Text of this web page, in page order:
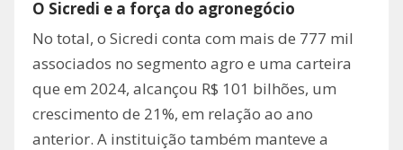
O Sicredi e a força do agronegócio
No total, o Sicredi conta com mais de 777 mil
associados no segmento agro e uma carteira
que em 2024, alcançou R$ 101 bilhões, um
crescimento de 21%, em relação ao ano
anterior. A instituição também manteve a